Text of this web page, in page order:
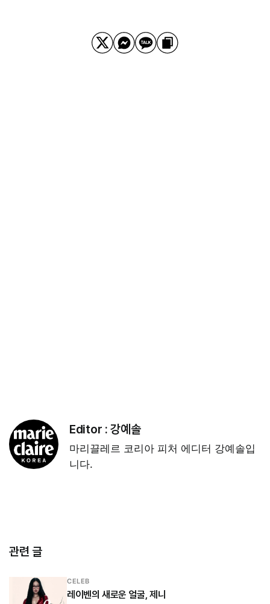
Editor :강예솔
마리끌레르 코리아 피처 에디터 강예솔입
니다.
관련 글
CELEB
레이벤의 새로운 얼굴, 제니